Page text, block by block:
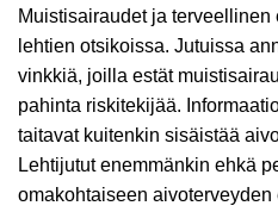
Muistisairaudet ja
lehtien otsikoissa. Jutuissa
vinkkiä, joilla estät
pahinta riskitekijää.
taitavat kuitenkin sisäistää
Lehtijutut enemmänkin ehkä
omakohtaiseen aivoterveyden